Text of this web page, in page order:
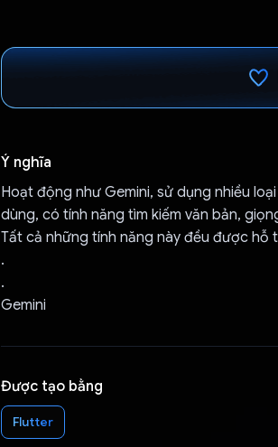
Ý nghĩa
Hoạt động như Gemini, sử dụng nhiều
dùng, có tính năng tìm kiếm văn bản,
Tất cả những tính năng này đều được hỗ
.
.
Gemini
Được tạo bằng
Flutter